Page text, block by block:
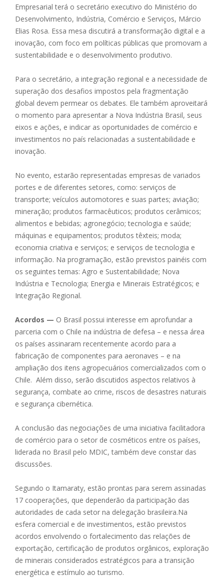
Empresarial terá o secretário executivo do Ministério do
Desenvolvimento, Indústria, Comércio e Serviços, Márcio
Elias Rosa. Essa mesa discutirá a transformação digital e a
inovação, com foco em políticas públicas que promovam a
sustentabilidade e o desenvolvimento produtivo.
Para o secretário, a integração regional e a necessidade de
superação dos desafios impostos pela fragmentação
global devem permear os debates. Ele também aproveitará
o momento para apresentar a Nova Indústria Brasil, seus
eixos e ações, e indicar as oportunidades de comércio e
investimentos no país relacionadas a sustentabilidade e
inovação.
No evento, estarão representadas empresas de variados
portes e de diferentes setores, como: serviços de
transporte; veículos automotores e suas partes; aviação;
mineração; produtos farmacêuticos; produtos cerâmicos;
alimentos e bebidas; agronegócio; tecnologia e saúde;
máquinas e equipamentos; produtos têxteis; moda;
economia criativa e serviços; e serviços de tecnologia e
informação. Na programação, estão previstos painéis com
os seguintes temas: Agro e Sustentabilidade; Nova
Indústria e Tecnologia; Energia e Minerais Estratégicos; e
Integração Regional.
Acordos — O Brasil possui interesse em aprofundar a
parceria com o Chile na indústria de defesa – e nessa área
os países assinaram recentemente acordo para a
fabricação de componentes para aeronaves – e na
ampliação dos itens agropecuários comercializados com o
Chile. Além disso, serão discutidos aspectos relativos à
segurança, combate ao crime, riscos de desastres naturais
e segurança cibernética.
A conclusão das negociações de uma iniciativa facilitadora
de comércio para o setor de cosméticos entre os países,
liderada no Brasil pelo MDIC, também deve constar das
discussões.
Segundo o Itamaraty, estão prontas para serem assinadas
17 cooperações, que dependerão da participação das
autoridades de cada setor na delegação brasileira.Na
esfera comercial e de investimentos, estão previstos
acordos envolvendo o fortalecimento das relações de
exportação, certificação de produtos orgânicos, exploração
de minerais considerados estratégicos para a transição
energética e estímulo ao turismo.